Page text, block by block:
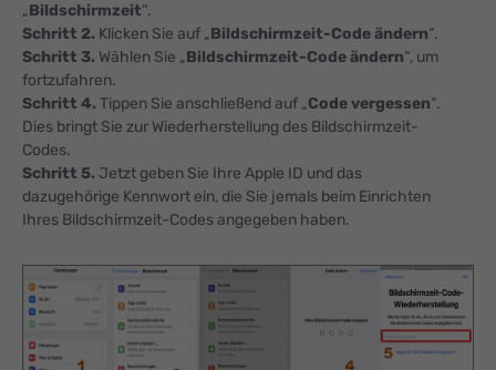
„Bildschirmzeit“.
Schritt 2. Klicken Sie auf „Bildschirmzeit-Code ändern“.
Schritt 3. Wählen Sie „Bildschirmzeit-Code ändern“, um
fortzufahren.
Schritt 4. Tippen Sie anschließend auf „Code vergessen“.
Dies bringt Sie zur Wiederherstellung des Bildschirmzeit-
Codes.
Schritt 5. Jetzt geben Sie Ihre Apple ID und das
dazugehörige Kennwort ein, die Sie jemals beim Einrichten
Ihres Bildschirmzeit-Codes angegeben haben.